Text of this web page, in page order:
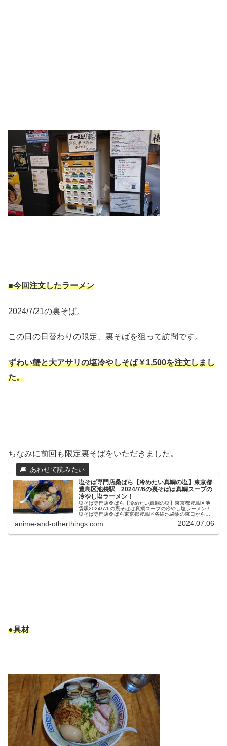
■今回注文したラーメン
2024/7/21の裏そば。
この日の日替わりの限定、裏そばを狙って訪問です。
ずわい蟹と大アサリの塩冷やしそば￥1,500を注文しまし
た。
ちなみに前回も限定裏そばをいただきました。
塩そば専門店桑ばら【冷めたい真鯛の塩】東京都
豊島区池袋駅 2024/7/6の裏そばは真鯛スープの
冷やし塩ラーメン！
塩そば専門店桑ばら【冷めたい真鯛の塩】東京都豊島区池
袋駅2024/7/6の裏そばは真鯛スープの冷やし塩ラーメン！
塩そば専門店桑ばら東京都豊島区各線池袋駅の東口からサ
池袋駅から見てサンシャイ...
anime-and-otherthings.com 2024.07.06
●具材